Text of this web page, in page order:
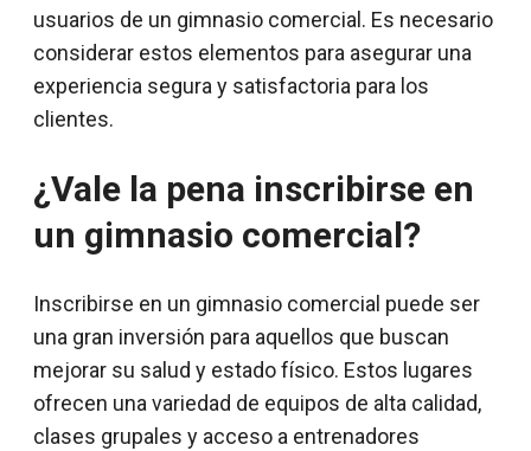
usuarios de un gimnasio comercial. Es necesario
considerar estos elementos para asegurar una
experiencia segura y satisfactoria para los
clientes.
¿Vale la pena inscribirse en
un gimnasio comercial?
Inscribirse en un gimnasio comercial puede ser
una gran inversión para aquellos que buscan
mejorar su salud y estado físico. Estos lugares
ofrecen una variedad de equipos de alta calidad,
clases grupales y acceso a entrenadores